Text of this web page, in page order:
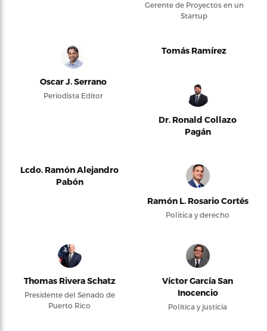
Gerente de Proyectos en un
Startup
Oscar J. Serrano
Periodista Editor
Tomás Ramírez
Dr. Ronald Collazo
Pagán
Lcdo. Ramón Alejandro
Pabón
Ramón L. Rosario Cortés
Política y derecho
Thomas Rivera Schatz
Presidente del Senado de
Puerto Rico
Víctor García San
Inocencio
Política y justicia